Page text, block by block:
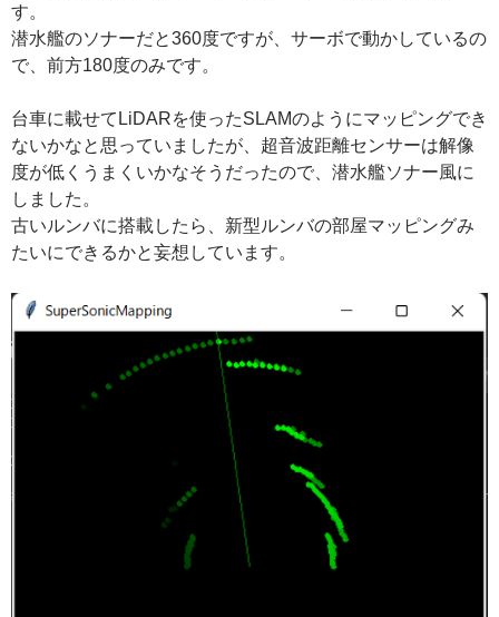
す。
潜水艦のソナーだと360度ですが、サーボで動かしているの
で、前方180度のみです。
台車に載せてLiDARを使ったSLAMのようにマッピングでき
ないかなと思っていましたが、超音波距離センサーは解像
度が低くうまくいかなそうだったので、潜水艦ソナー風に
しました。
古いルンバに搭載したら、新型ルンバの部屋マッピングみ
たいにできるかと妄想しています。